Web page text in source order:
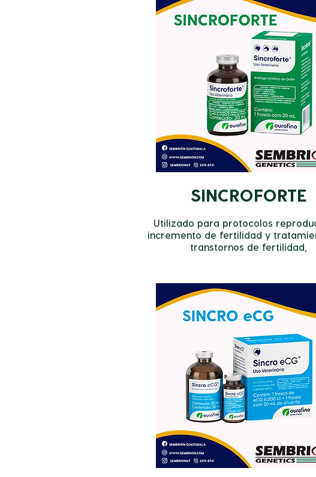
SINCROFORTE
Utilizado para protocolos
incremento de fertilidad y
transtornos de fertilidad,